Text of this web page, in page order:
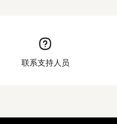
联系支持人员